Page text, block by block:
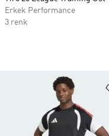
Erkek Performance
3 renk